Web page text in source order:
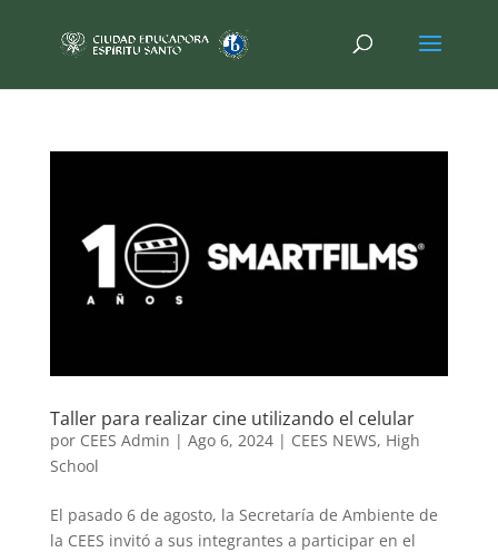
Taller para realizar cine utilizando el celular
por CEES Admin | Ago 6, 2024| CEES NEWS, High
School
El pasado 6 de agosto, la Secretaría de Ambiente de
la CEES invitó a sus integrantes a participar en el